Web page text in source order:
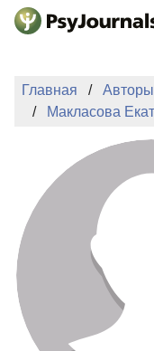
Перейти к основному
Регистрация
Главная
Авторы
Макласова